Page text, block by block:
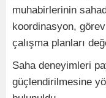
muhabirlerinin
koordinasyon, görev
çalışma planları
Saha deneyimleri
güçlendirilmesine